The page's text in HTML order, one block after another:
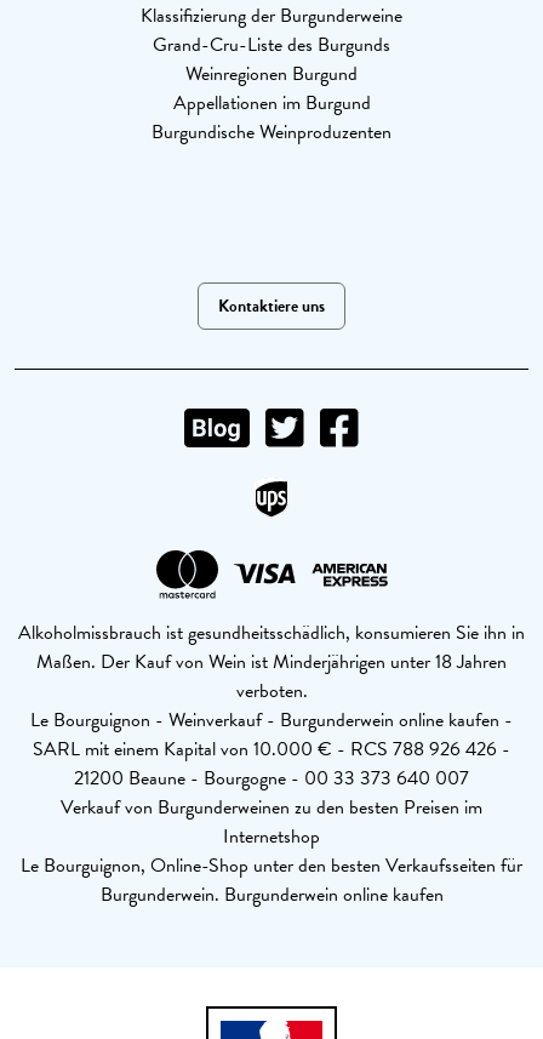
Klassifizierung der Burgunderweine
Grand-Cru-Liste des Burgunds
Weinregionen Burgund
Appellationen im Burgund
Burgundische Weinproduzenten
Kontaktiere uns
Alkoholmissbrauch ist gesundheitsschädlich, konsumieren Sie ihn in
Maßen. Der Kauf von Wein ist Minderjährigen unter 18 Jahren
verboten.
Le Bourguignon - Weinverkauf - Burgunderwein online kaufen -
SARL mit einem Kapital von 10.000 € - RCS 788 926 426 -
21200 Beaune - Bourgogne - 00 33 373 640 007
Verkauf von Burgunderweinen zu den besten Preisen im
Internetshop
Le Bourguignon, Online-Shop unter den besten Verkaufsseiten für
Burgunderwein. Burgunderwein online kaufen